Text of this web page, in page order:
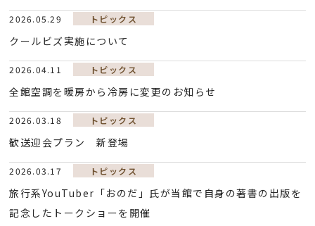
2026.05.29 トピックス
クールビズ実施について
2026.04.11 トピックス
全館空調を暖房から冷房に変更のお知らせ
2026.03.18 トピックス
歓送迎会プラン 新登場
2026.03.17 トピックス
旅行系YouTuber「おのだ」氏が当館で自身の著書の出版を
記念したトークショーを開催